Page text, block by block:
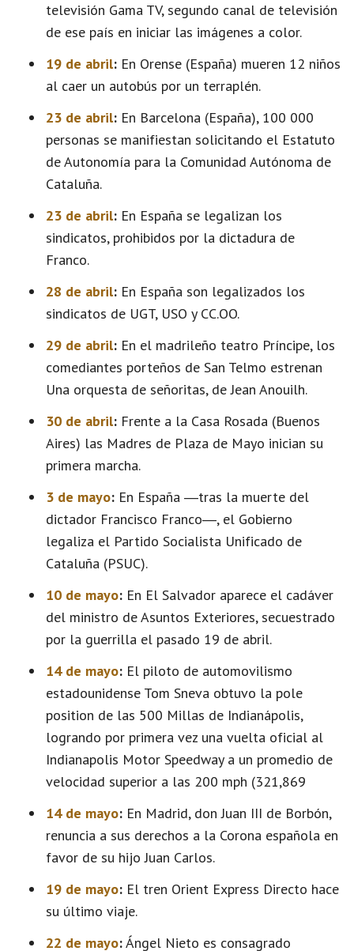
televisión Gama TV, segundo canal de televisión
de ese país en iniciar las imágenes a color.
19 de abril: En Orense (España) mueren 12 niños
al caer un autobús por un terraplén.
23 de abril: En Barcelona (España), 100 000
personas se manifiestan solicitando el Estatuto
de Autonomía para la Comunidad Autónoma de
Cataluña.
23 de abril: En España se legalizan los
sindicatos, prohibidos por la dictadura de
Franco.
28 de abril: En España son legalizados los
sindicatos de UGT, USO y CC.OO.
29 de abril: En el madrileño teatro Príncipe, los
comediantes porteños de San Telmo estrenan
Una orquesta de señoritas, de Jean Anouilh.
30 de abril: Frente a la Casa Rosada (Buenos
Aires) las Madres de Plaza de Mayo inician su
primera marcha.
3 de mayo: En España ―tras la muerte del
dictador Francisco Franco―, el Gobierno
legaliza el Partido Socialista Unificado de
Cataluña (PSUC).
10 de mayo: En El Salvador aparece el cadáver
del ministro de Asuntos Exteriores, secuestrado
por la guerrilla el pasado 19 de abril.
14 de mayo: El piloto de automovilismo
estadounidense Tom Sneva obtuvo la pole
position de las 500 Millas de Indianápolis,
logrando por primera vez una vuelta oficial al
Indianapolis Motor Speedway a un promedio de
velocidad superior a las 200 mph (321,869
14 de mayo: En Madrid, don Juan III de Borbón,
renuncia a sus derechos a la Corona española en
favor de su hijo Juan Carlos.
19 de mayo: El tren Orient Express Directo hace
su último viaje.
22 de mayo:Ángel Nieto es consagrado